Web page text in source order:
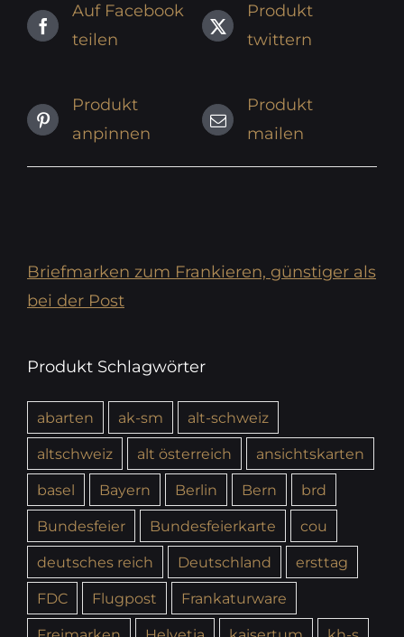
Auf Facebook
teilen
Produkt
twittern
Produkt
anpinnen
Produkt
mailen
Briefmarken zum Frankieren, günstiger als
bei der Post
Produkt Schlagwörter
abarten ak-sm
alt-schweiz
altschweiz
alt österreich
ansichtskarten
basel
Bayern Berlin Bern
brd
Bundesfeier
Bundesfeierkarte
cou
deutsches reich
Deutschland
ersttag
FDC
Flugpost
Frankaturware